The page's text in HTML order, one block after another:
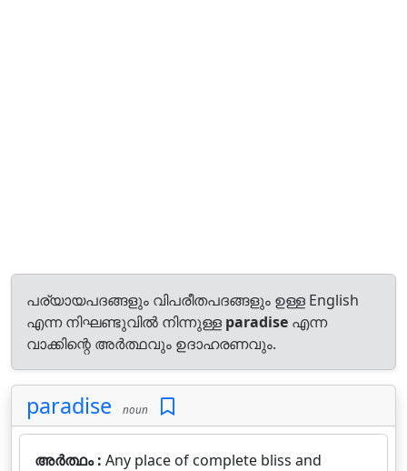
പര്യായപദങ്ങളും വിപരീതപദങ്ങളും ഉള്ള English
എന്ന നിഘണ്ടുവിൽ നിന്നുള്ള paradise എന്ന
വാക്കിന്റെ അർത്ഥവും ഉദാഹരണവും.
paradise noun
അർത്ഥം : Any place of complete bliss and